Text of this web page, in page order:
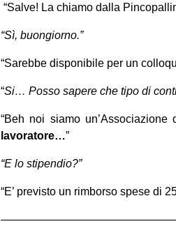
“Salve! La chiamo dalla
“Sì, buongiorno.”
“Sarebbe disponibile per un
“Si… Posso sapere che tipo di
“Beh noi siamo
lavoratore…”
“E lo stipendio?”
“E’ previsto un rimborso spese di